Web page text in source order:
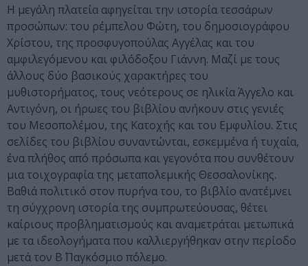
Η μεγάλη πλατεία αφηγείται την ιστορία τεσσάρων
προσώπων: του ρέμπελου Φώτη, του δημοσιογράφου
Χρίστου, της προσφυγοπούλας Αγγέλας και του
αμφιλεγόμενου και φιλόδοξου Γιάννη. Μαζί με τους
άλλους δύο βασικούς χαρακτήρες του
μυθιστορήματος, τους νεότερους σε ηλικία Άγγελο και
Αντιγόνη, οι ήρωες του βιβλίου ανήκουν στις γενιές
του Μεσοπολέμου, της Κατοχής και του Εμφυλίου. Στις
σελίδες του βιβλίου συναντώνται, εσκεμμένα ή τυχαία,
ένα πλήθος από πρόσωπα και γεγονότα που συνθέτουν
μια τοιχογραφία της μεταπολεμικής Θεσσαλονίκης.
Βαθιά πολιτικό στον πυρήνα του, το βιβλίο ανατέμνει
τη σύγχρονη ιστορία της συμπρωτεύουσας, θέτει
καίριους προβληματισμούς και αναμετράται μετωπικά
με τα ιδεολογήματα που καλλιεργήθηκαν στην περίοδο
μετά τον Β΄ Παγκόσμιο πόλεμο.